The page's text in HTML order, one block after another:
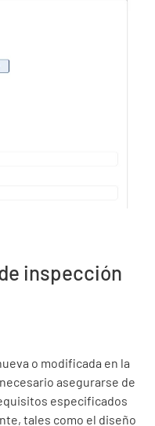
inspección
o modificada en la
asegurarse de
especificados
tales como el diseño